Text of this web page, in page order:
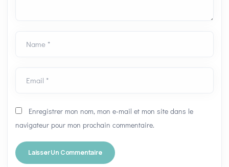
Name *
Email *
Enregistrer mon nom, mon e-mail et mon site dans le
navigateur pour mon prochain commentaire.